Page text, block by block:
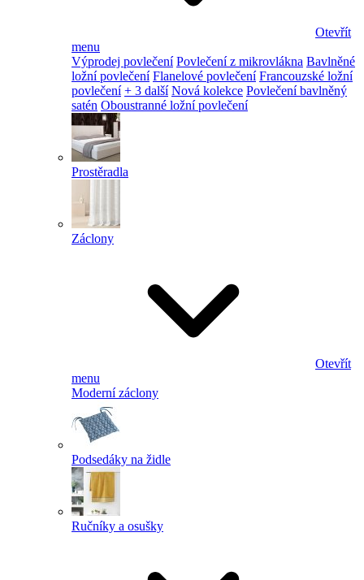
Otevřít
menu
Výprodej povlečení Povlečení z mikrovlákna Bavlněné
ložní povlečení Flanelové povlečení Francouzské ložní
povlečení + 3 další Nová kolekce Povlečení bavlněný
satén Oboustranné ložní povlečení
Prostěradla
Záclony
Otevřít
menu
Moderní záclony
Podsedáky na židle
Ručníky a osušky